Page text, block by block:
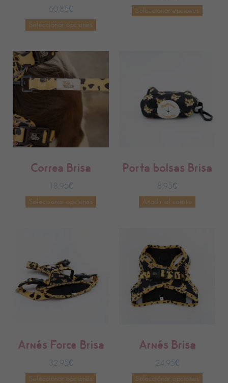
60,85€
Seleccionar opciones
Seleccionar opciones
Correa Brisa
18,95€
Seleccionar opciones
Porta bolsas Brisa
8,95€
Añadir al carrito
Arnés Force Brisa
32,95€
Seleccionar opciones
Arnés Brisa
24,95€
Seleccionar opciones